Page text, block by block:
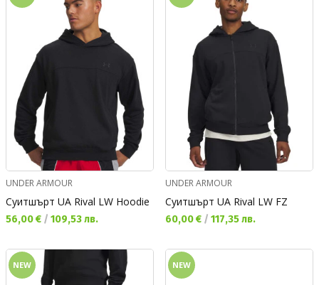
UNDER ARMOUR
Суитшърт UA Rival LW Hoodie
Текуща цена:
56,00 € / 109,53 лв.
UNDER ARMOUR
Суитшърт UA Rival LW FZ
Текуща цена:
60,00 € / 117,35 лв.
NEW NEW